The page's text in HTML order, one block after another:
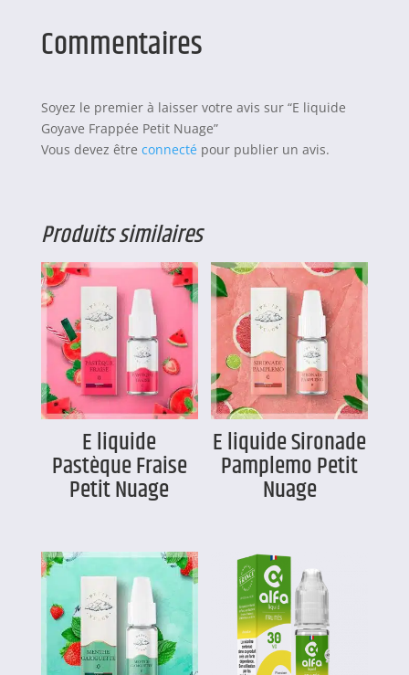
Commentaires
Soyez le premier à laisser votre avis sur “E liquide
Goyave Frappée Petit Nuage”
Vous devez être connecté pour publier un avis.
Produits similaires
E liquide
Pastèque Fraise
Petit Nuage
E liquide Sironade
Pamplemo Petit
Nuage